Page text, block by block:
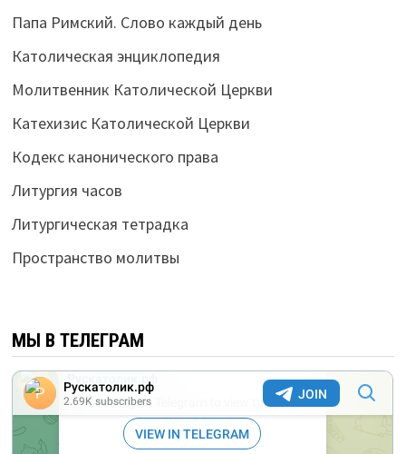
Папа Римский. Слово каждый день
Католическая энциклопедия
Молитвенник Католической Церкви
Катехизис Католической Церкви
Кодекс канонического права
Литургия часов
Литургическая тетрадка
Пространство молитвы
МЫ В ТЕЛЕГРАМ